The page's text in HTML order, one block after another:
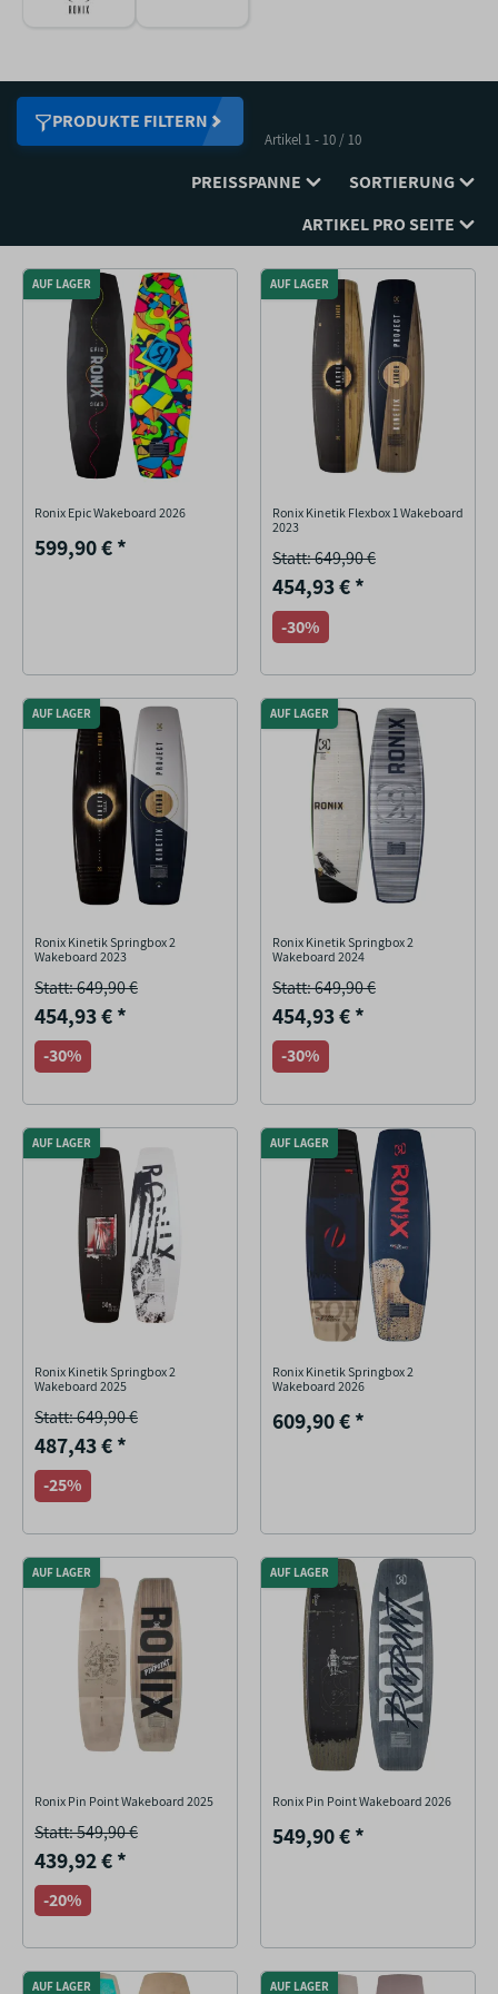
Wakeboarden teilt.
PRODUKTE FILTERN
Artikel 1 - 10 / 10
SORTIERUNG
ARTIKEL PRO SEITE
PREISSPANNE
AUF LAGER
Ronix Epic Wakeboard 2026
599,90 €*
AUF LAGER
Ronix Kinetik Flexbox 1 Wakeboard
2023
Statt: 649,90 €
454,93 €*
-30%
AUF LAGER
Ronix Kinetik Springbox 2
Wakeboard 2023
Statt: 649,90 €
454,93 €*
-30%
AUF LAGER
Ronix Kinetik Springbox 2
Wakeboard 2024
Statt: 649,90 €
454,93 €*
-30%
AUF LAGER
Ronix Kinetik Springbox 2
Wakeboard 2025
Statt: 649,90 €
487,43 €*
-25%
AUF LAGER
Ronix Kinetik Springbox 2
Wakeboard 2026
609,90 €*
AUF LAGER
Ronix Pin Point Wakeboard 2025
Statt: 549,90 €
439,92 €*
-20%
AUF LAGER
Ronix Pin Point Wakeboard 2026
549,90 €*
AUF LAGER AUF LAGER